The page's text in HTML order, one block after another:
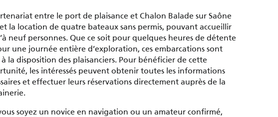
entre le port de plaisance et Chalon Balade sur Saône
la location de quatre bateaux sans permis, pouvant accueillir
neuf personnes. Que ce soit pour quelques heures de détente
une journée entière d’exploration, ces embarcations sont
à la disposition des plaisanciers. Pour bénéficier de cette
les intéressés peuvent obtenir toutes les informations
et effectuer leurs réservations directement auprès de la
soyez un novice en navigation ou un amateur confirmé,